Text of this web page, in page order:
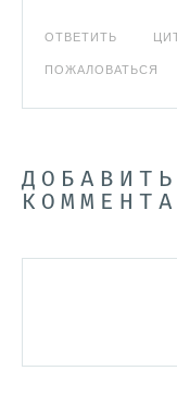
ОТВЕТИТЬ
ПОЖАЛОВАТЬСЯ
ДОБАВИТЬ